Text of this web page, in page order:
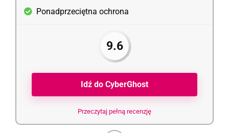
Ponadprzeciętna ochrona
9.6
Idź do CyberGhost
Przeczytaj pełną recenzję